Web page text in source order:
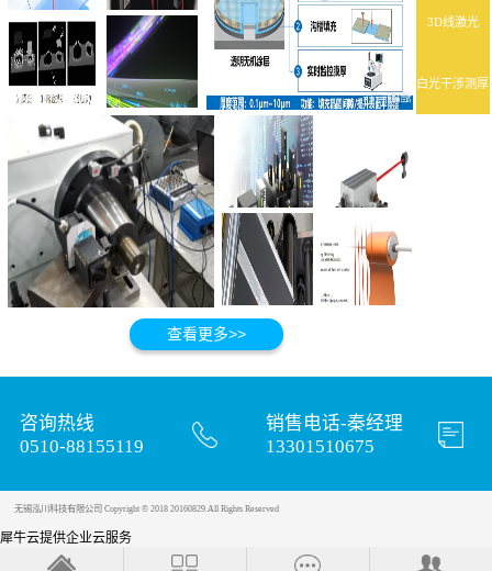
3D线激光
白光干涉测厚
咨询热线
0510-88155119
销售电话-秦经理
13301510675
无锡泓川科技有限公司 Copyright © 2018 20160829.All Rights Reserved
犀牛云提供企业云服务